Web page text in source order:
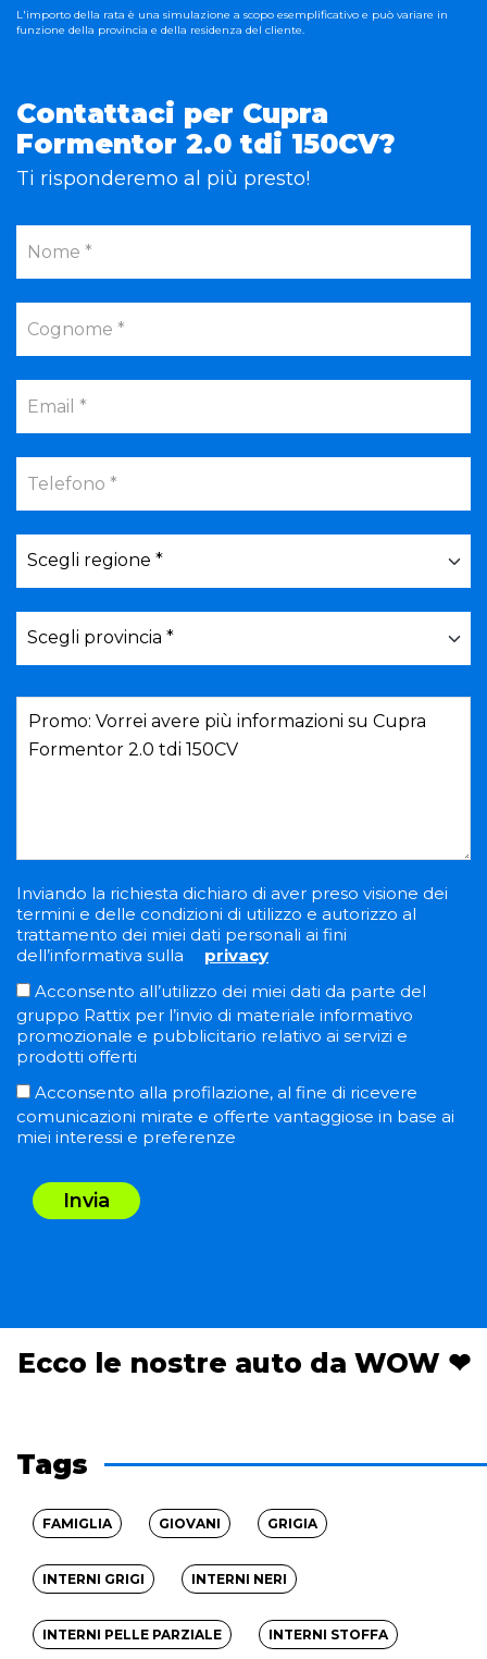
L'importo della rata è una simulazione a scopo esemplificativo e può variare in
funzione della provincia e della residenza del cliente.
Contattaci per Cupra
Formentor 2.0 tdi 150CV?
Ti risponderemo al più presto!
Inviando la richiesta dichiaro di aver preso visione dei
termini e delle condizioni di utilizzo e autorizzo al
trattamento dei miei dati personali ai fini
dell’informativa sulla
privacy
Acconsento all’utilizzo dei miei dati da parte del
gruppo Rattix per l’invio di materiale informativo
promozionale e pubblicitario relativo ai servizi e
prodotti offerti
Acconsento alla profilazione, al fine di ricevere
comunicazioni mirate e offerte vantaggiose in base ai
miei interessi e preferenze
Invia
Ecco le nostre auto da WOW ❤
Tags
FAMIGLIA GIOVANI GRIGIA
INTERNI GRIGI INTERNI NERI
INTERNI PELLE PARZIALE INTERNI STOFFA